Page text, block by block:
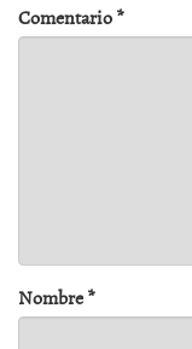
Comentario*
Nombre*